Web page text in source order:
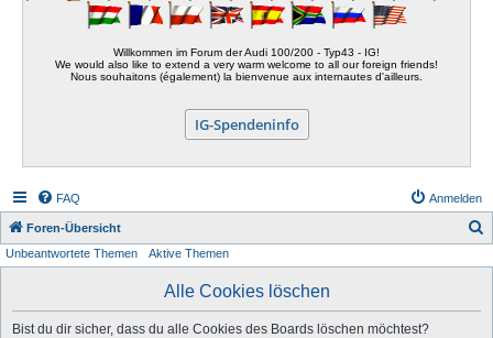
Willkommen im Forum der Audi 100/200 - Typ43 - IG!
We would also like to extend a very warm welcome to all our foreign friends!
Nous souhaitons (également) la bienvenue aux internautes d'ailleurs.
IG-Spendeninfo
FAQ Anmelden
Foren-Übersicht
Unbeantwortete Themen Aktive Themen
Alle Cookies löschen
Bist du dir sicher, dass du alle Cookies des Boards löschen möchtest?